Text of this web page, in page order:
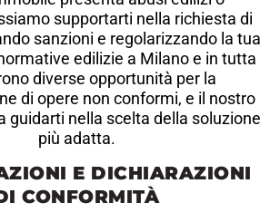
supportarti nella richiesta di
sanzioni e regolarizzando la tua
edilizie a Milano e in tutta
diverse opportunità per la
di opere non conformi, e il nostro
guidarti nella scelta della soluzione
più adatta.
E DICHIARAZIONI
CONFORMITÀ